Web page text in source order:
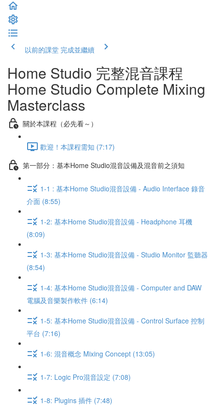
以前的課堂 完成並繼續
Home Studio 完整混音課程
Home Studio Complete Mixing
Masterclass
關於本課程（必先看～）
歡迎！本課程需知 (7:17)
第一部分：基本Home Studio混音設備及混音前之須知
1-1 : 基本Home Studio混音設備 - Audio Interface 錄音
介面 (8:55)
1-2: 基本Home Studio混音設備 - Headphone 耳機
(8:09)
1-3: 基本Home Studio混音設備 - Studio Monitor 監聽器
(8:54)
1-4: 基本Home Studio混音設備 - Computer and DAW
電腦及音樂製作軟件 (6:14)
1-5: 基本Home Studio混音設備 - Control Surface 控制
平台 (7:16)
1-6: 混音概念 Mixing Concept (13:05)
1-7: Logic Pro混音設定 (7:08)
1-8: Plugins 插件 (7:48)